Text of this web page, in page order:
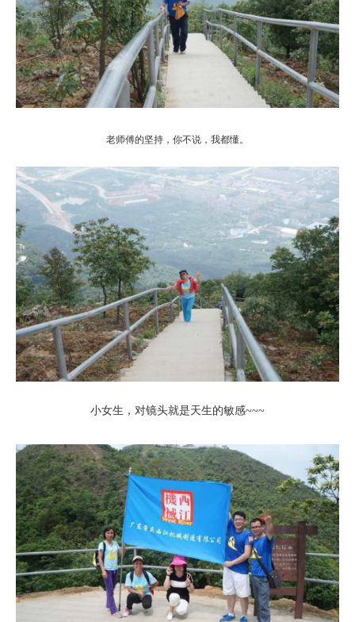
老师傅的坚持，你不说，我都懂。
小女生，对镜头就是天生的敏感~~~